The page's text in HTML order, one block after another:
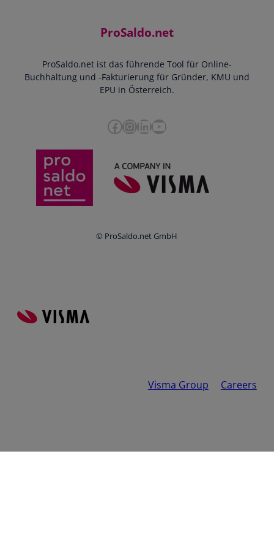
Presse
Datenschutz
Doppelte Buchführung
Bankdatenimport
Zusammenarbeit mit Steuerberater
e-Rechnung an den Bund
Blog
Ratgeber
Newsletter
ProSaldo.net
ProSaldo.net ist das führende Tool für Online-
Buchhaltung und -Fakturierung für Gründer, KMU und
EPU in Österreich.
Facebook InstagramLinkedIn YouTube
© ProSaldo.net GmbH
Visma Group Careers